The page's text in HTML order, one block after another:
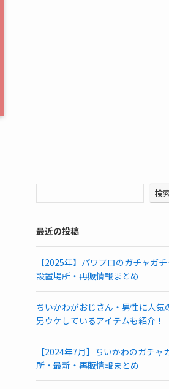
検
最近の投稿
【2025年】パワプロのガチャガ
設置場所・再販情報まとめ
ちいかわがおじさん・男性に人気
男ウケしているアイテムも紹介！
【2024年7月】ちいかわのガチャ
所・最新・再販情報まとめ